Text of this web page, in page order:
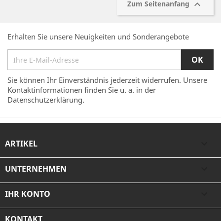
Zum Seitenanfang 
Erhalten Sie unsere Neuigkeiten und Sonderangebote
Sie können Ihr Einverständnis jederzeit widerrufen. Unsere
Kontaktinformationen finden Sie u. a. in der
Datenschutzerklärung.
ARTIKEL
UNTERNEHMEN
IHR KONTO